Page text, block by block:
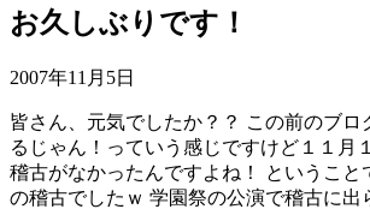
お久しぶりです！
2007年11月5日
皆さん、元気でしたか？？ この前のブロ
るじゃん！っていう感じですけど１１月
稽古がなかったんですよね！ ということ
の稽古でしたｗ 学園祭の公演で稽古に出